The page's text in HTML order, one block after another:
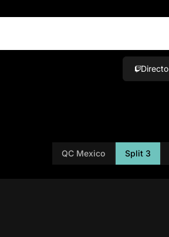
Directo
QC Mexico Split 3